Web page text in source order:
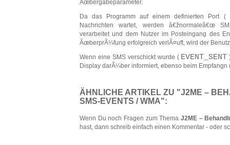
Ãœbergabeparameter.
Da das Programm auf einem definierten Port (
Nachrichten wartet, werden â€žnormaleâ€œ
verarbeitet und dem Nutzer im Posteingang des
ÃœberprÃ¼fung erfolgreich verlÃ¤uft, wird der
Wenn eine SMS verschickt wurde ( EVENT_SENT
Display darÃ¼ber informiert, ebenso beim Empfangn
ÄHNLICHE ARTIKEL ZU "J2ME –
SMS-EVENTS / WMA":
Wenn Du noch Fragen zum Thema J2ME –
hast, dann schreib einfach einen Kommentar - oder